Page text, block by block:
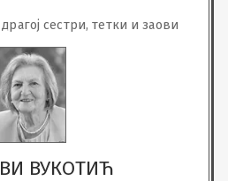
сестри, тетки и заови
ВУКОТИЋ